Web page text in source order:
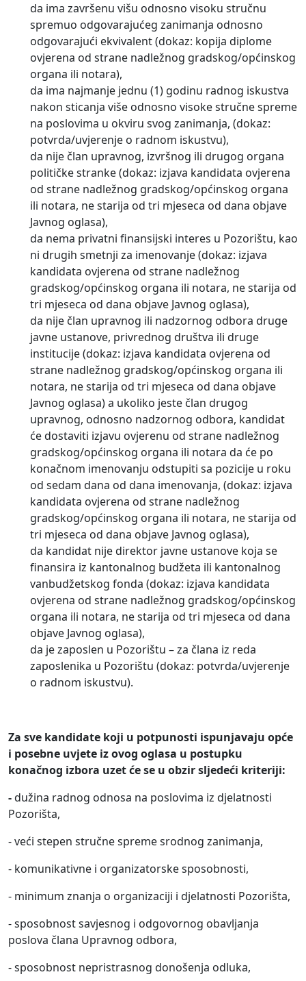
da ima završenu višu odnosno visoku stručnu
spremuo odgovarajućeg zanimanja odnosno
odgovarajući ekvivalent (dokaz: kopija diplome
ovjerena od strane nadležnog gradskog/općinskog
organa ili notara),
da ima najmanje jednu (1) godinu radnog iskustva
nakon sticanja više odnosno visoke stručne spreme
na poslovima u okviru svog zanimanja, (dokaz:
potvrda/uvjerenje o radnom iskustvu),
da nije član upravnog, izvršnog ili drugog organa
političke stranke (dokaz: izjava kandidata ovjerena
od strane nadležnog gradskog/općinskog organa
ili notara, ne starija od tri mjeseca od dana objave
Javnog oglasa),
da nema privatni finansijski interes u Pozorištu, kao
ni drugih smetnji za imenovanje (dokaz: izjava
kandidata ovjerena od strane nadležnog
gradskog/općinskog organa ili notara, ne starija od
tri mjeseca od dana objave Javnog oglasa),
da nije član upravnog ili nadzornog odbora druge
javne ustanove, privrednog društva ili druge
institucije (dokaz: izjava kandidata ovjerena od
strane nadležnog gradskog/općinskog organa ili
notara, ne starija od tri mjeseca od dana objave
Javnog oglasa) a ukoliko jeste član drugog
upravnog, odnosno nadzornog odbora, kandidat
će dostaviti izjavu ovjerenu od strane nadležnog
gradskog/općinskog organa ili notara da će po
konačnom imenovanju odstupiti sa pozicije u roku
od sedam dana od dana imenovanja, (dokaz: izjava
kandidata ovjerena od strane nadležnog
gradskog/općinskog organa ili notara, ne starija od
tri mjeseca od dana objave Javnog oglasa),
da kandidat nije direktor javne ustanove koja se
finansira iz kantonalnog budžeta ili kantonalnog
vanbudžetskog fonda (dokaz: izjava kandidata
ovjerena od strane nadležnog gradskog/općinskog
organa ili notara, ne starija od tri mjeseca od dana
objave Javnog oglasa),
da je zaposlen u Pozorištu – za člana iz reda
zaposlenika u Pozorištu (dokaz: potvrda/uvjerenje
o radnom iskustvu).
Za sve kandidate koji u potpunosti ispunjavaju opće
i posebne uvjete iz ovog oglasa u postupku
konačnog izbora uzet će se u obzir sljedeći kriteriji:
-dužina radnog odnosa na poslovima iz djelatnosti
Pozorišta,
- veći stepen stručne spreme srodnog zanimanja,
- komunikativne i organizatorske sposobnosti,
- minimum znanja o organizaciji i djelatnosti Pozorišta,
- sposobnost savjesnog i odgovornog obavljanja
poslova člana Upravnog odbora,
- sposobnost nepristrasnog donošenja odluka,